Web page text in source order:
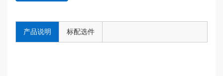
产品说明 标配选件